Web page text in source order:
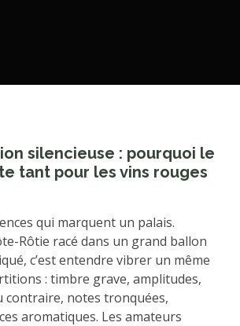
silencieuse : pourquoi le
tant pour les vins rouges
qui marquent un palais.
Rôtie racé dans un grand ballon
c’est entendre vibrer un même
: timbre grave, amplitudes,
contraire, notes tronquées,
aromatiques. Les amateurs